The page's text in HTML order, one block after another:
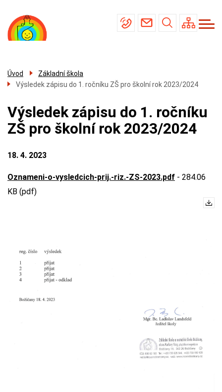
hlavnímu
obsahu
navigace
Mateřská škola
Úřední deska
Úvod
Základní škola
Výsledek zápisu do 1. ročníku ZŠ pro školní rok 2023/2024
Výsledek zápisu do 1. ročníku
ZŠ pro školní rok 2023/2024
18. 4. 2023
Oznameni-o-vysledcich-prij.-riz.-ZS-2023.pdf - 284.06
KB (pdf)